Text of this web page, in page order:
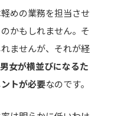
めの業務を担当させ
かもしれません。そ
ませんが、それが経
女が横並びになるた
トが必要なのです。